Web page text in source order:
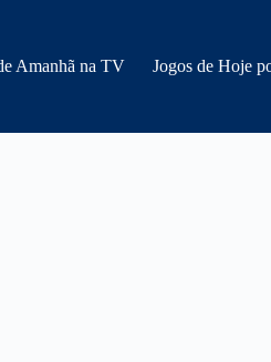
Amanhã na TV Jogos de Hoje